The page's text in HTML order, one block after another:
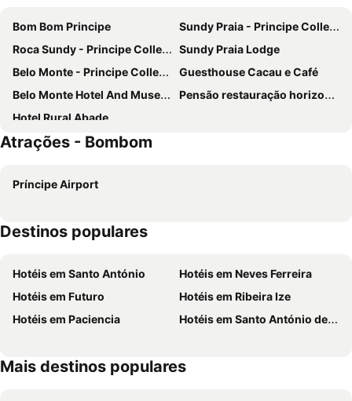
Bom Bom Principe
Sundy Praia - Principe Collection
Roca Sundy - Principe Collection
Sundy Praia Lodge
Belo Monte - Principe Collection
Guesthouse Cacau e Café
Belo Monte Hotel And Museum
Pensão restauração horizonte
Hotel Rural Abade
Atrações - Bombom
Príncipe Airport
Destinos populares
Hotéis em Santo António
Hotéis em Neves Ferreira
Hotéis em Futuro
Hotéis em Ribeira Ize
Hotéis em Paciencia
Hotéis em Santo António de Ureca
Mais destinos populares